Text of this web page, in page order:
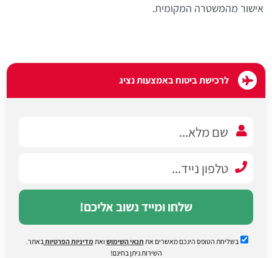
אישור מהמשטרה המקומית.
לרכישת ביטוח באמצעות נציג
שלחו ומייד נשוב אליכם!
בשליחת הטופס הינכם מאשרים את תנאי השימוש ואתמדיניות הפרטיות באתר.
השירות ניתן בחינם!